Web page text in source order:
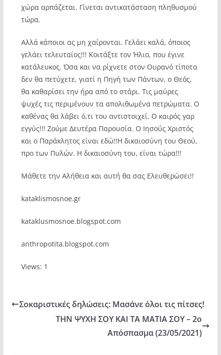
χώρα αρπάζεται. Γίνεται αντικατάσταση πληθυσμού
τώρα.
Αλλά κάποιοι ας μη χαίρονται. Γελάει καλά, όποιος
γελάει τελευταίος!!! Κοιτάξτε τον Ήλιο, που έγινε
κατάλευκος. Όσα και να ρίχνετε στον Ουρανό τίποτα
δεν θα πετύχετε, γιατί η Πηγή των Πάντων, ο Θεός,
θα καθαρίσει την ήρα από το στάρι. Τις μαύρες
ψυχές τις περιμένουν τα απολιθωμένα πετρώματα. Ο
καθένας θα λάβει ό,τι του αντιστοιχεί. Ο καιρός γαρ
εγγύς!!! Ζούμε Δευτέρα Παρουσία. Ο Ιησούς Χριστός
και ο Παράκλητος είναι εδώ!!Η δικαιοσύνη του Θεού,
προ των Πυλών. Η δικαιοσύνη του, είναι τώρα!!!
Μάθετε την Αλήθεια και αυτή θα σας Ελευθερώσει!!
kataklismosnoe.gr
kataklusmosnoe.blogspot.com
anthropotita.blogspot.com
Views: 1
Σοκαριστικές δηλώσεις: Μασάνε όλοι τις πίτσες!
ΤΗΝ ΨΥΧΗ ΣΟΥ ΚΑΙ ΤΑ ΜΑΤΙΑ ΣΟΥ – 2ο
Απόσπασμα (23/05/2021)